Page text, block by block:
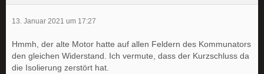
13. Januar 2021 um 17:27
Hmmh, der alte Motor hatte auf allen Feldern des Kommunators
den gleichen Widerstand. Ich vermute, dass der Kurzschluss da
die Isolierung zerstört hat.